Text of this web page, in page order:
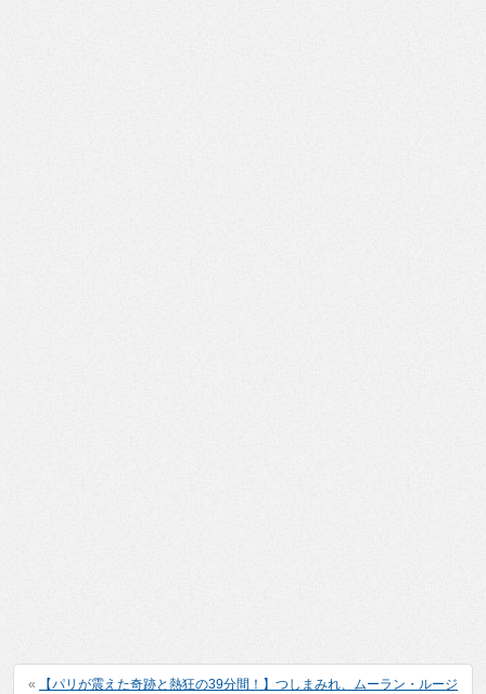
«
【パリが震えた奇跡と熱狂の39分間！】つしまみれ、ムーラン・ルージ